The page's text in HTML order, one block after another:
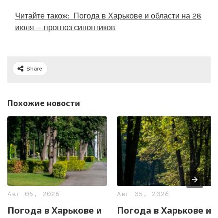
Читайте також: Погода в Харькове и области на 28
июля — прогноз синоптиков
Share
Похожие новости
Авг 05, 2026
Погода в Харькове и
Авг 05, 2026
Погода в Харькове и